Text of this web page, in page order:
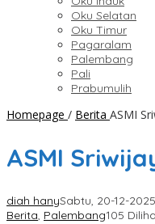
Oku Selatan
Oku Timur
Pagaralam
Palembang
Pali
Prabumulih
Homepage / Berita ASMI
ASMI
diah hanySabtu, 20-12-
Berita, Palembang105